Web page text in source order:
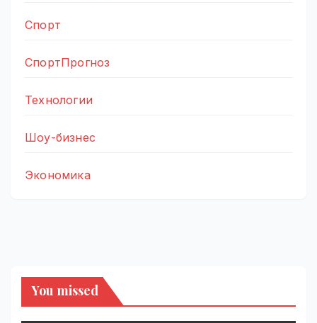
Спорт
СпортПрогноз
Технологии
Шоу-бизнес
Экономика
You missed